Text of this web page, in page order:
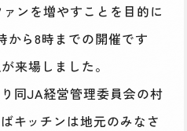
ンを増やすことを目的に
から8時までの開催です
来場しました。
同JA経営管理委員会の村
キッチンは地元のみなさ